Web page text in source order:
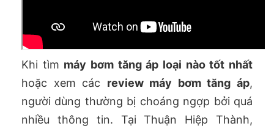
Khi tìm máy bơm tăng áp loại nào tốt nhất
hoặc xem các review máy bơm tăng áp,
người dùng thường bị choáng ngợp bởi quá
nhiều thông tin. Tại Thuận Hiệp Thành,